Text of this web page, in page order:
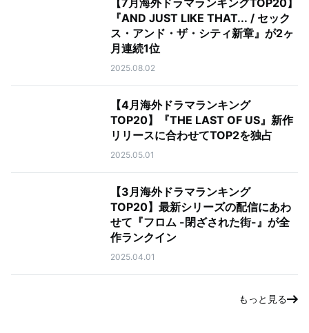
【7月海外ドラマランキングTOP20】
『AND JUST LIKE THAT... / セック
ス・アンド・ザ・シティ新章』が2ヶ
月連続1位
2025.08.02
【4月海外ドラマランキング
TOP20】『THE LAST OF US』新作
リリースに合わせてTOP2を独占
2025.05.01
【3月海外ドラマランキング
TOP20】最新シリーズの配信にあわ
せて『フロム -閉ざされた街-』が全
作ランクイン
2025.04.01
もっと見る